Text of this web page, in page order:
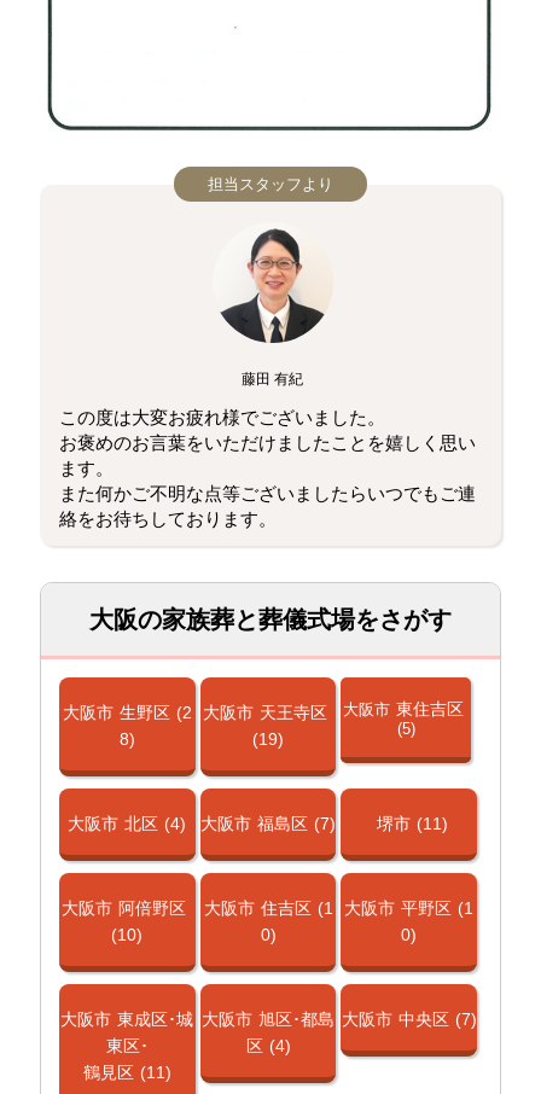
担当スタッフより
藤田 有紀
この度は大変お疲れ様でございました。
お褒めのお言葉をいただけましたことを嬉しく思い
ます。
また何かご不明な点等ございましたらいつでもご連
絡をお待ちしております。
大阪の家族葬と葬儀式場をさがす
大阪市 生野区 (2
8)
大阪市 天王寺区
(19)
大阪市 東住吉区
(5)
大阪市 北区 (4) 大阪市 福島区 (7) 堺市 (11)
大阪市 阿倍野区
(10)
大阪市 住吉区 (1
0)
大阪市 平野区 (1
0)
大阪市 東成区･城
東区･
鶴見区 (11)
大阪市 旭区･都島
区 (4)
大阪市 中央区 (7)